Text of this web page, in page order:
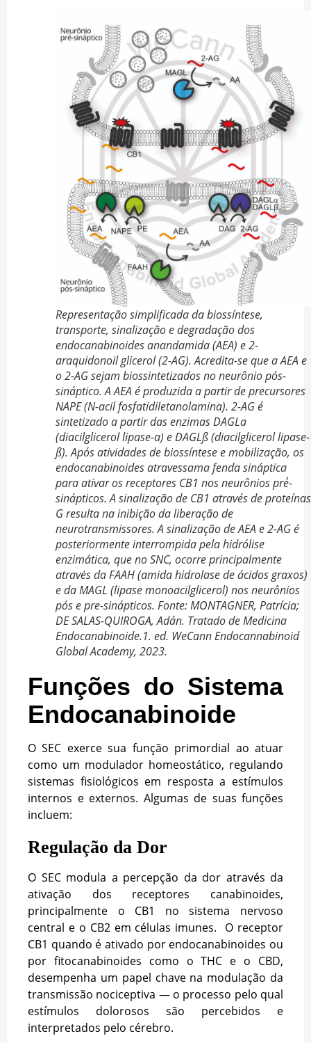
Representação simplificada da biossíntese,
transporte, sinalização e degradação dos
endocanabinoides anandamida (AEA) e 2-
araquidonoil glicerol (2-AG). Acredita-se que a AEA e
o 2-AG sejam biossintetizados no neurônio pós-
sináptico. A AEA é produzida a partir de precursores
NAPE (N-acil fosfatidiletanolamina). 2-AG é
sintetizado a partir das enzimas DAGLa
(diacilglicerol lipase-a) e DAGLß (diacilglicerol lipase-
ß). Após atividades de biossíntese e mobilização, os
endocanabinoides atravessama fenda sináptica
para ativar os receptores CB1 nos neurônios prẻ-
sinápticos. A sinalização de CB1 através de proteínas
G resulta na inibição da liberação de
neurotransmissores. A sinalização de AEA e 2-AG é
posteriormente interrompida pela hidrólise
enzimática, que no SNC, ocorre principalmente
atravės da FAAH (amida hidrolase de ácidos graxos)
e da MAGL (lipase monoacilglicerol) nos neurônios
pós e pre-sinápticos. Fonte: MONTAGNER, Patrícia;
DE SALAS-QUIROGA, Adán. Tratado de Medicina
Endocanabinoide.1. ed. WeCann Endocannabinoid
Global Academy, 2023.
Funções do Sistema
Endocanabinoide
O SEC exerce sua função primordial ao atuar
como um modulador homeostático, regulando
sistemas fisiológicos em resposta a estímulos
internos e externos. Algumas de suas funções
incluem:
Regulação da Dor
O SEC modula a percepção da dor através da
ativação dos receptores canabinoides,
principalmente o CB1 no sistema nervoso
central e o CB2 em células imunes. O receptor
CB1 quando é ativado por endocanabinoides ou
por fitocanabinoides como o THC e o CBD,
desempenha um papel chave na modulação da
transmissão nociceptiva — o processo pelo qual
estímulos dolorosos são percebidos e
interpretados pelo cérebro.